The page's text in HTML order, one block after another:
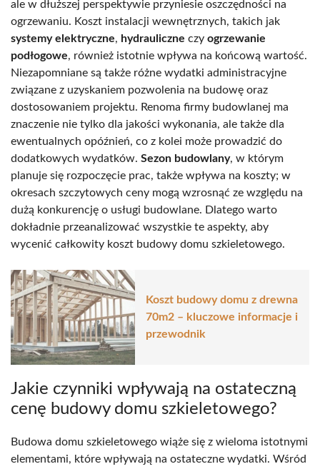
ale w dłuższej perspektywie przyniesie oszczędności na
ogrzewaniu. Koszt instalacji wewnętrznych, takich jak
systemy elektryczne, hydrauliczne czy ogrzewanie
podłogowe, również istotnie wpływa na końcową wartość.
Niezapomniane są także różne wydatki administracyjne
związane z uzyskaniem pozwolenia na budowę oraz
dostosowaniem projektu. Renoma firmy budowlanej ma
znaczenie nie tylko dla jakości wykonania, ale także dla
ewentualnych opóźnień, co z kolei może prowadzić do
dodatkowych wydatków. Sezon budowlany, w którym
planuje się rozpoczęcie prac, także wpływa na koszty; w
okresach szczytowych ceny mogą wzrosnąć ze względu na
dużą konkurencję o usługi budowlane. Dlatego warto
dokładnie przeanalizować wszystkie te aspekty, aby
wycenić całkowity koszt budowy domu szkieletowego.
Koszt budowy domu z drewna
70m2 – kluczowe informacje i
przewodnik
Jakie czynniki wpływają na ostateczną
cenę budowy domu szkieletowego?
Budowa domu szkieletowego wiąże się z wieloma istotnymi
elementami, które wpływają na ostateczne wydatki. Wśród